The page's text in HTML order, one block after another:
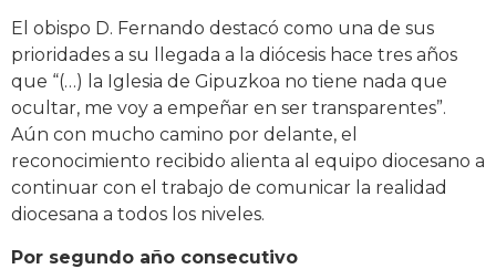
El obispo D. Fernando destacó como una de sus
prioridades a su llegada a la diócesis hace tres años
que “(…) la Iglesia de Gipuzkoa no tiene nada que
ocultar, me voy a empeñar en ser transparentes”.
Aún con mucho camino por delante, el
reconocimiento recibido alienta al equipo diocesano a
continuar con el trabajo de comunicar la realidad
diocesana a todos los niveles.
Por segundo año consecutivo